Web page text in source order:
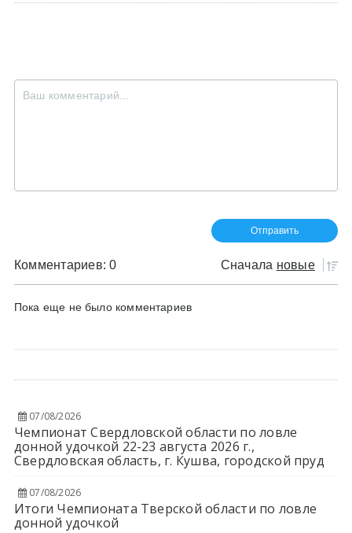
Комментариев: 0 Сначала новые
Пока еще не было комментариев
07/08/2026
Чемпионат Свердловской области по ловле
донной удочкой 22-23 августа 2026 г.,
Свердловская область, г. Кушва, городской пруд
07/08/2026
Итоги Чемпионата Тверской области по ловле
донной удочкой